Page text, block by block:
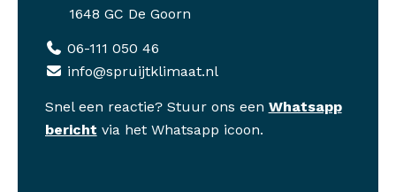
1648 GC De Goorn
06-111 050 46
info@spruijtklimaat.nl
Snel een reactie? Stuur ons een Whatsapp
bericht via het Whatsapp icoon.